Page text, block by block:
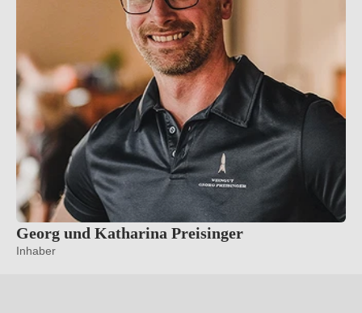
Georg und Katharina Preisinger
Inhaber